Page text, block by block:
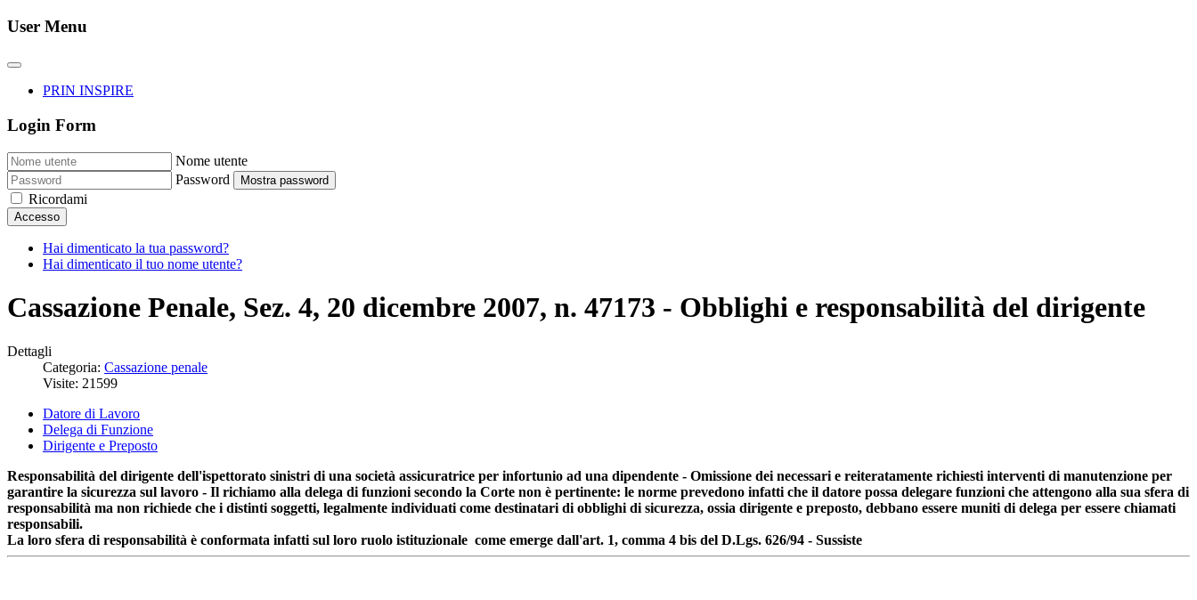
User Menu
PRIN INSPIRE
Login Form
Nome utente
Password
Mostra password
Ricordami
Accesso
Hai dimenticato la tua password?
Hai dimenticato il tuo nome utente?
Cassazione Penale, Sez. 4, 20 dicembre 2007, n. 47173 - Obblighi e responsabilità del dirigente
Dettagli
Categoria: Cassazione penale
Visite: 21599
Datore di Lavoro
Delega di Funzione
Dirigente e Preposto
Responsabilità del dirigente dell'ispettorato sinistri di una società assicuratrice per infortunio ad una dipendente - Omissione dei necessari e reiteratamente richiesti interventi di manutenzione per
garantire la sicurezza sul lavoro - Il richiamo alla delega di funzioni secondo la Corte non è pertinente: le norme prevedono infatti che il datore possa delegare funzioni che attengono alla sua sfera di
responsabilità ma non richiede che i distinti soggetti, legalmente individuati come destinatari di obblighi di sicurezza, ossia dirigente e preposto, debbano essere muniti di delega per essere chiamati
responsabili.
La loro sfera di responsabilità è conformata infatti sul loro ruolo istituzionale come emerge dall'art. 1, comma 4 bis del D.Lgs. 626/94 - Sussiste